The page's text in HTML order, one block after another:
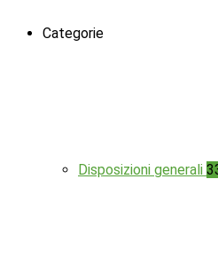
Categorie
Disposizioni generali